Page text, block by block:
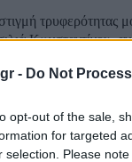
- Do Not
opt-out of the sale,
for targeted
selection. Please
τρυφερότητας
Κωνσταντίνου,
θέα από